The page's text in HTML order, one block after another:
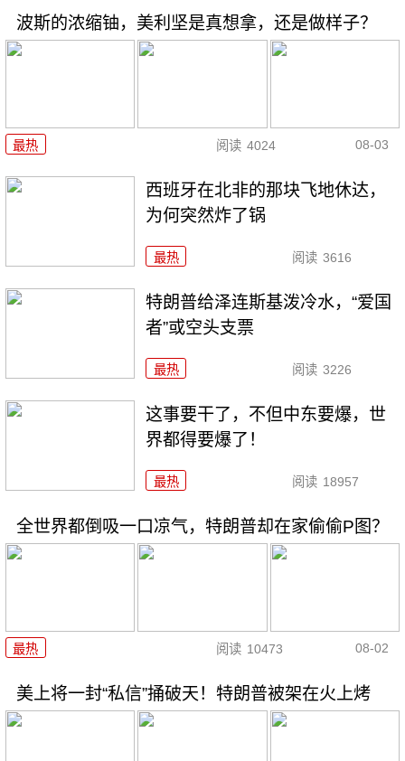
波斯的浓缩铀，美利坚是真想拿，还是做样子？
最热 阅读 4024 08-03
西班牙在北非的那块飞地休达，
为何突然炸了锅
最热 阅读 3616
特朗普给泽连斯基泼冷水，“爱国
者”或空头支票
最热 阅读 3226
这事要干了，不但中东要爆，世
界都得要爆了！
最热 阅读 18957
全世界都倒吸一口凉气，特朗普却在家偷偷P图？
最热 阅读 10473 08-02
美上将一封“私信”捅破天！特朗普被架在火上烤